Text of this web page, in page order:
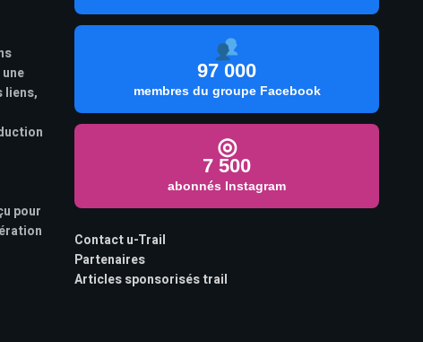
liens,
pour
97 000
membres du groupe Facebook
◎
7 500
abonnés Instagram
Contact u-Trail
Partenaires
Articles sponsorisés trail